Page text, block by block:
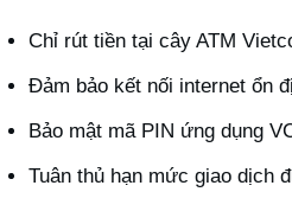
Chỉ rút tiền tại cây ATM
Đảm bảo kết nối internet ổn
Bảo mật mã PIN ứng dụng
Tuân thủ hạn mức giao dịch